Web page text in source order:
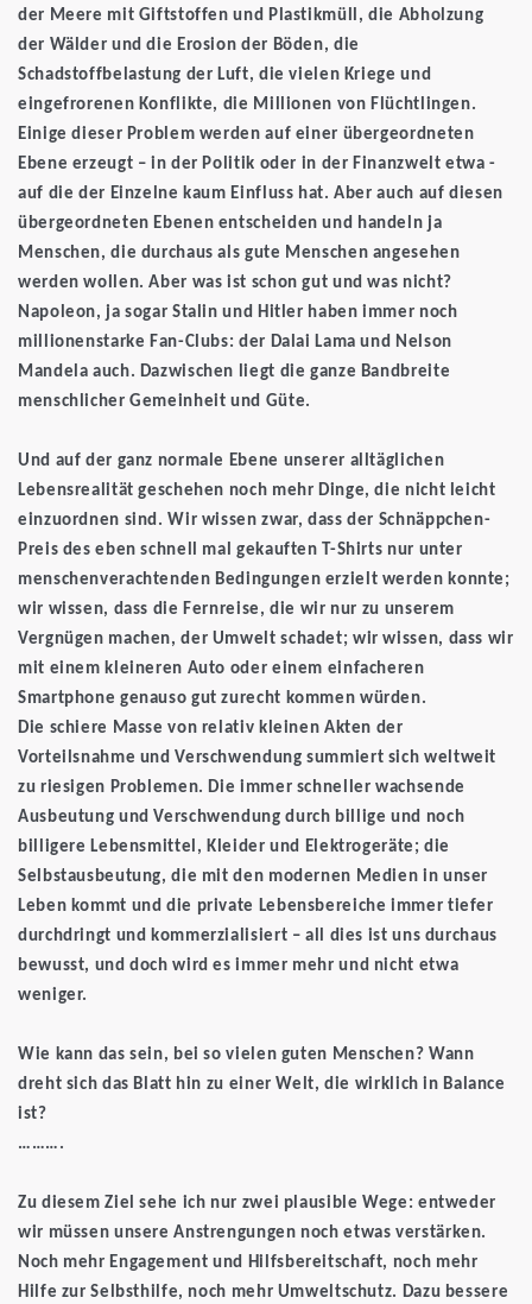
der Meere mit Giftstoffen und Plastikmüll, die Abholzung
der Wälder und die Erosion der Böden, die
Schadstoffbelastung der Luft, die vielen Kriege und
eingefrorenen Konflikte, die Millionen von Flüchtlingen.
Einige dieser Problem werden auf einer übergeordneten
Ebene erzeugt – in der Politik oder in der Finanzwelt etwa -
auf die der Einzelne kaum Einfluss hat. Aber auch auf diesen
übergeordneten Ebenen entscheiden und handeln ja
Menschen, die durchaus als gute Menschen angesehen
werden wollen. Aber was ist schon gut und was nicht?
Napoleon, ja sogar Stalin und Hitler haben immer noch
millionenstarke Fan-Clubs: der Dalai Lama und Nelson
Mandela auch. Dazwischen liegt die ganze Bandbreite
menschlicher Gemeinheit und Güte.
Und auf der ganz normale Ebene unserer alltäglichen
Lebensrealität geschehen noch mehr Dinge, die nicht leicht
einzuordnen sind. Wir wissen zwar, dass der Schnäppchen-
Preis des eben schnell mal gekauften T-Shirts nur unter
menschenverachtenden Bedingungen erzielt werden konnte;
wir wissen, dass die Fernreise, die wir nur zu unserem
Vergnügen machen, der Umwelt schadet; wir wissen, dass wir
mit einem kleineren Auto oder einem einfacheren
Smartphone genauso gut zurecht kommen würden.
Die schiere Masse von relativ kleinen Akten der
Vorteilsnahme und Verschwendung summiert sich weltweit
zu riesigen Problemen. Die immer schneller wachsende
Ausbeutung und Verschwendung durch billige und noch
billigere Lebensmittel, Kleider und Elektrogeräte; die
Selbstausbeutung, die mit den modernen Medien in unser
Leben kommt und die private Lebensbereiche immer tiefer
durchdringt und kommerzialisiert – all dies ist uns durchaus
bewusst, und doch wird es immer mehr und nicht etwa
weniger.
Wie kann das sein, bei so vielen guten Menschen? Wann
dreht sich das Blatt hin zu einer Welt, die wirklich in Balance
ist?
……….
Zu diesem Ziel sehe ich nur zwei plausible Wege: entweder
wir müssen unsere Anstrengungen noch etwas verstärken.
Noch mehr Engagement und Hilfsbereitschaft, noch mehr
Hilfe zur Selbsthilfe, noch mehr Umweltschutz. Dazu bessere